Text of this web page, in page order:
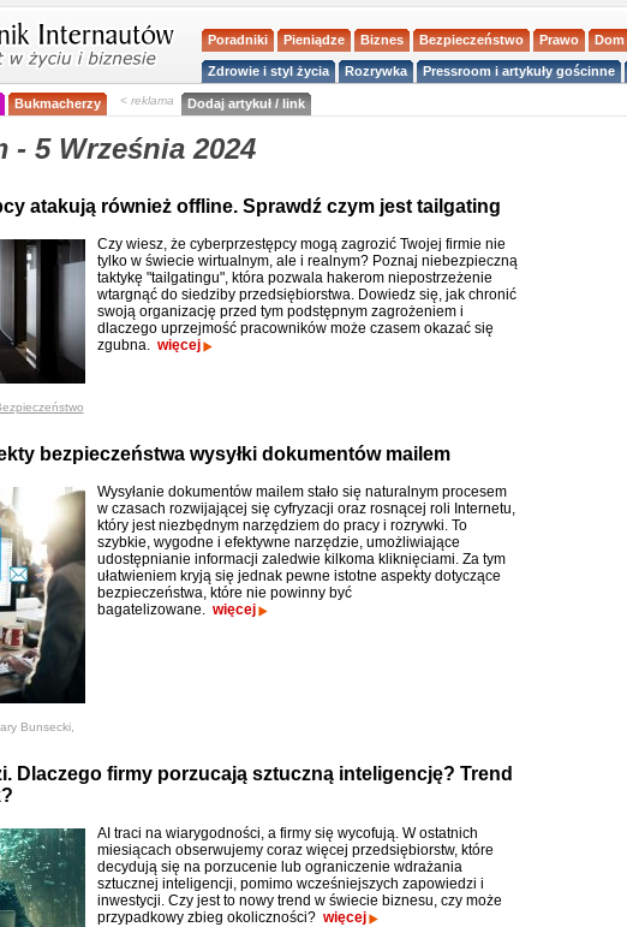
Poradniki Pieniądze Biznes Bezpieczeństwo Prawo Dom
Zdrowie i styl życia Rozrywka Pressroom i artykuły gościnne
Bukmacherzy < reklama Dodaj artykuł / link
- 5 Września 2024
atakują również offline. Sprawdź czym jest tailgating
Czy wiesz, że cyberprzestępcy mogą zagrozić Twojej firmie nie
tylko w świecie wirtualnym, ale i realnym? Poznaj niebezpieczną
taktykę "tailgatingu", która pozwala hakerom niepostrzeżenie
wtargnąć do siedziby przedsiębiorstwa. Dowiedz się, jak chronić
swoją organizację przed tym podstępnym zagrożeniem i
dlaczego uprzejmość pracowników może czasem okazać się
zgubna. więcej
bezpieczeństwa wysyłki dokumentów mailem
Wysyłanie dokumentów mailem stało się naturalnym procesem
w czasach rozwijającej się cyfryzacji oraz rosnącej roli Internetu,
który jest niezbędnym narzędziem do pracy i rozrywki. To
szybkie, wygodne i efektywne narzędzie, umożliwiające
udostępnianie informacji zaledwie kilkoma kliknięciami. Za tym
ułatwieniem kryją się jednak pewne istotne aspekty dotyczące
bezpieczeństwa, które nie powinny być
bagatelizowane. więcej
Bunsecki,
Dlaczego firmy porzucają sztuczną inteligencję? Trend
AI traci na wiarygodności, a firmy się wycofują. W ostatnich
miesiącach obserwujemy coraz więcej przedsiębiorstw, które
decydują się na porzucenie lub ograniczenie wdrażania
sztucznej inteligencji, pomimo wcześniejszych zapowiedzi i
inwestycji. Czy jest to nowy trend w świecie biznesu, czy może
przypadkowy zbieg okoliczności? więcej